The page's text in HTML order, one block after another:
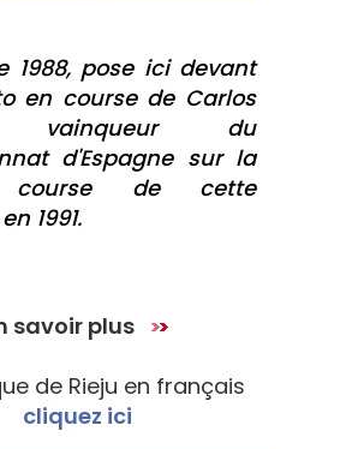
1988, pose ici devant
en course de Carlos
vainqueur du
d'Espagne sur la
course de cette
1991.
savoir plus
de Rieju en français
cliquez ici